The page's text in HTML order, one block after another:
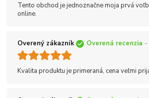
Tento obchod je jednoznačne moja prvá
online.
Overený zákazník Overená recenzia -
Kvalita produktu je primeraná, cena veľmi